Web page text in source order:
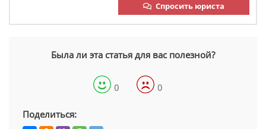
Спросить юриста
Была ли эта статья для вас полезной?
0 0
Поделиться: